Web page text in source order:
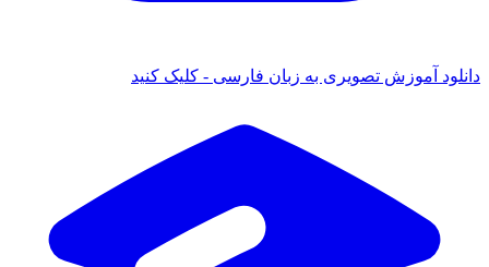
دانلود آموزش تصویری به زبان فارسی - کلیک کنید